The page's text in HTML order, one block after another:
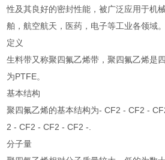
性及其良好的密封性能，被广泛应用于机
舶，航空航天，医药，电子等工业各领域。
定义
生料带又称聚四氟乙烯带，聚四氟乙烯是
为PTFE。
基本结构
聚四氟乙烯的基本结构为- CF2 - CF2 -
2 - CF2 - CF2 - CF2 -.
分子量